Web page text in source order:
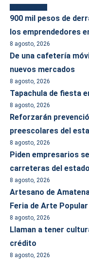
900 mil pesos de
los emprendedores
8 agosto, 2026
De una cafetería
nuevos mercados
8 agosto, 2026
Tapachula de fiesta
8 agosto, 2026
Reforzarán
preescolares del
8 agosto, 2026
Piden empresarios
carreteras del estado
8 agosto, 2026
Artesano de
Feria de Arte
8 agosto, 2026
Llaman a tener
crédito
8 agosto, 2026